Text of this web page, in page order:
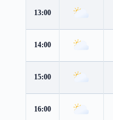
13:00
14:00
15:00
16:00